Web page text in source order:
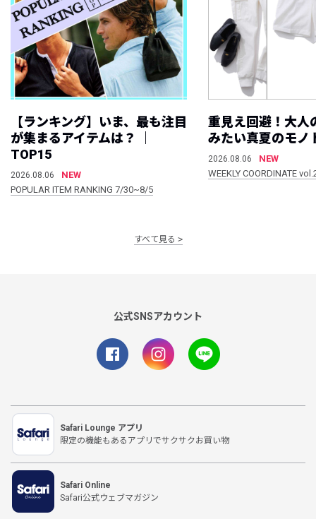
【ランキング】いま、最も注目
が集まるアイテムは？ ｜
TOP15
2026.08.06
NEW
POPULAR ITEM RANKING 7/30~8/5
重見え回避！大人
みたい真夏のモノ
2026.08.06
NEW
WEEKLY COORDINATE
すべて見る
公式SNSアカウント
Safari Lounge アプリ
限定の機能もあるアプリでサクサクお買い物
Safari Online
Safari公式ウェブマガジン